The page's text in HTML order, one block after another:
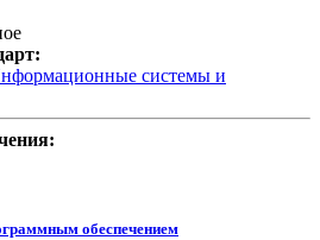
системы и
обеспечением